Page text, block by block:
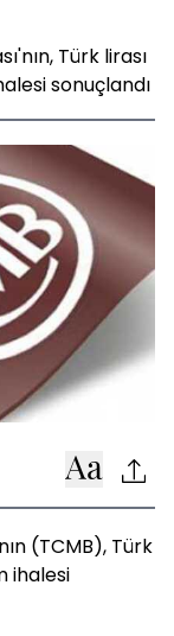
Türk lirası
sonuçlandı
(TCMB), Türk
ihalesi